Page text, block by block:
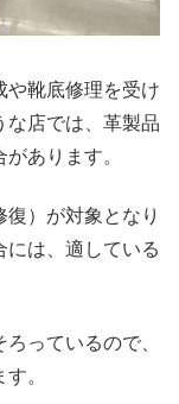
や靴底修理を受け
な店では、革製品
あります。
）が対象となり
には、適している
っているので、
。